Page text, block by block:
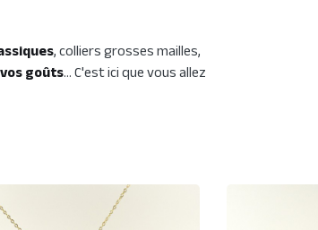
, colliers grosses mailles,
goûts… C'est ici que vous allez